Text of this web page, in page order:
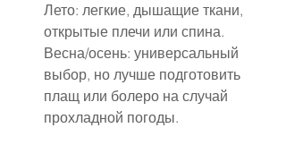
Лето: легкие, дышащие ткани,
открытые плечи или спина.
Весна/осень: универсальный
выбор, но лучше подготовить
плащ или болеро на случай
прохладной погоды.